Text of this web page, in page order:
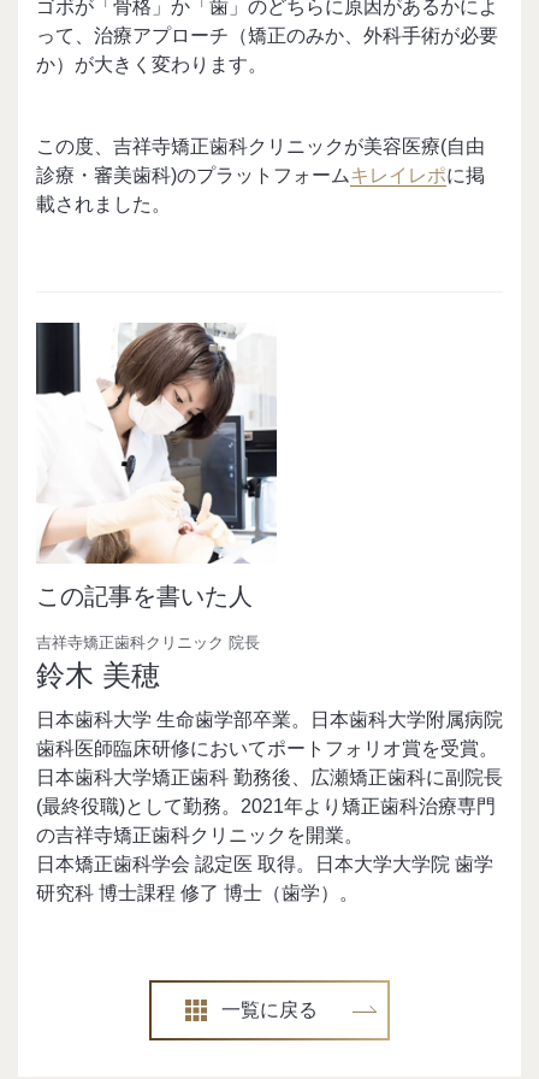
ゴボが「骨格」か「歯」のどちらに原因があるかによ
って、治療アプローチ（矯正のみか、外科手術が必要
か）が大きく変わります。
この度、吉祥寺矯正歯科クリニックが美容医療(自由
診療・審美歯科)のプラットフォームキレイレポに掲
載されました。
この記事を書いた人
吉祥寺矯正歯科クリニック 院長
鈴木 美穂
日本歯科大学 生命歯学部卒業。日本歯科大学附属病院
歯科医師臨床研修においてポートフォリオ賞を受賞。
日本歯科大学矯正歯科 勤務後、広瀬矯正歯科に副院長
(最終役職)として勤務。2021年より矯正歯科治療専門
の吉祥寺矯正歯科クリニックを開業。
日本矯正歯科学会 認定医 取得。日本大学大学院 歯学
研究科 博士課程 修了 博士（歯学）。
一覧に戻る